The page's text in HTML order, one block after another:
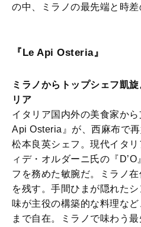
の中、ミラノの最先端と時差
『Le Api Osteria』
ミラノからトップシェフ凱
リア
イタリア国内外の美食家か
Api Osteria』が、西麻布で再
松本良英シェフ。現代イタ
ィデ・オルダーニ氏の『
フを務めた敏腕だ。ミラノ
を残す。手間ひまが隠れた
味が主役の構築的な料理な
まで自在。ミラノで味わう